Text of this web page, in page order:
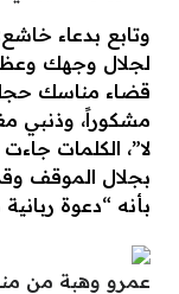
وتابع بدعاء
لجلال وجهك
قضاء مناسك
مشكوراً، وذنبي
لا”، الكلمات
بجلال الموقف
بأنه “دعوة
عمرو وهبة من